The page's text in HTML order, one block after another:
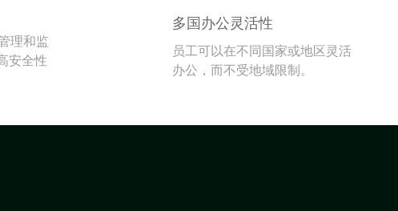
理和监
安全性
多国办公灵活性
员工可以在不同国家或地区灵活
办公，而不受地域限制。